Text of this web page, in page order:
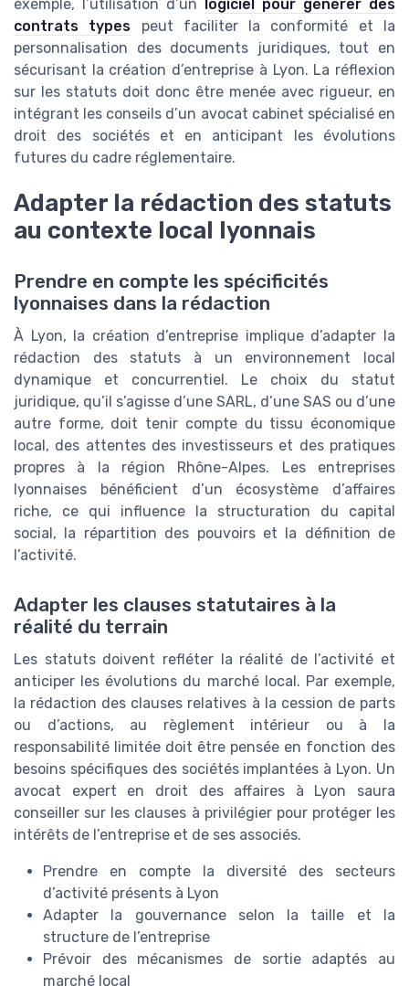
exemple, l’utilisation d’un logiciel pour générer des
contrats types peut faciliter la conformité et la
personnalisation des documents juridiques, tout en
sécurisant la création d’entreprise à Lyon. La réflexion
sur les statuts doit donc être menée avec rigueur, en
intégrant les conseils d’un avocat cabinet spécialisé en
droit des sociétés et en anticipant les évolutions
futures du cadre réglementaire.
Adapter la rédaction des statuts
au contexte local lyonnais
Prendre en compte les spécificités
lyonnaises dans la rédaction
À Lyon, la création d’entreprise implique d’adapter la
rédaction des statuts à un environnement local
dynamique et concurrentiel. Le choix du statut
juridique, qu’il s’agisse d’une SARL, d’une SAS ou d’une
autre forme, doit tenir compte du tissu économique
local, des attentes des investisseurs et des pratiques
propres à la région Rhône-Alpes. Les entreprises
lyonnaises bénéficient d’un écosystème d’affaires
riche, ce qui influence la structuration du capital
social, la répartition des pouvoirs et la définition de
l’activité.
Adapter les clauses statutaires à la
réalité du terrain
Les statuts doivent refléter la réalité de l’activité et
anticiper les évolutions du marché local. Par exemple,
la rédaction des clauses relatives à la cession de parts
ou d’actions, au règlement intérieur ou à la
responsabilité limitée doit être pensée en fonction des
besoins spécifiques des sociétés implantées à Lyon. Un
avocat expert en droit des affaires à Lyon saura
conseiller sur les clauses à privilégier pour protéger les
intérêts de l’entreprise et de ses associés.
Prendre en compte la diversité des secteurs
d’activité présents à Lyon
Adapter la gouvernance selon la taille et la
structure de l’entreprise
Prévoir des mécanismes de sortie adaptés au
marché local